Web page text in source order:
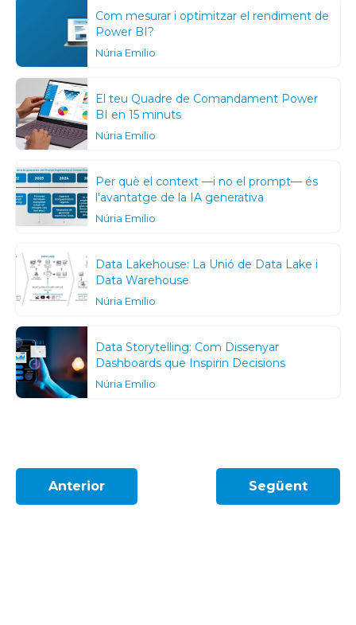
Com mesurar i optimitzar el rendiment de
Power BI?
Núria Emilio
El teu Quadre de Comandament Power
BI en 15 minuts
Núria Emilio
Per què el context —i no el prompt— és
l'avantatge de la IA generativa
Núria Emilio
Data Lakehouse: La Unió de Data Lake i
Data Warehouse
Núria Emilio
Data Storytelling: Com Dissenyar
Dashboards que Inspirin Decisions
Núria Emilio
Anterior Següent